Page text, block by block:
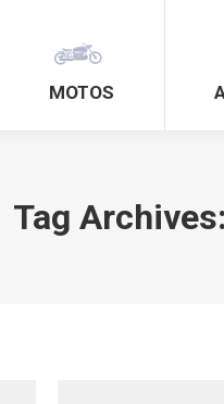
MOTOS
Tag Archives: